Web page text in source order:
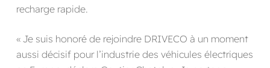
recharge rapide.
« Je suis honoré de rejoindre DRIVECO à un moment
aussi décisif pour l’industrie des véhicules électriques